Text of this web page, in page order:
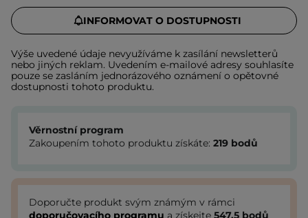
INFORMOVAT O DOSTUPNOSTI
Výše uvedené údaje nevyužíváme k zasílání newsletterů
nebo jiných reklam. Uvedením e-mailové adresy souhlasíte
pouze se zasláním jednorázového oznámení o opětovné
dostupnosti tohoto produktu.
Věrnostní program
Zakoupením tohoto produktu získáte: 219 bodů
Doporučte produkt svým známým v rámci